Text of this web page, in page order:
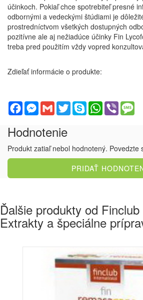
účinkoch. Pokiaľ chce spotrebiteľ presné
odbornými a vedeckými štúdiami je
prostredníctvom všetkých dostupných
pozitívne ale aj nežiadúce účinky Fin
treba pred použitím vždy vopred
Zdieľať informácie o produkte:
FacebookMessenger
GmailTwitterSkypeWhatsApp
Viber
Hodnotenie
Produkt zatiaľ nebol hodnotený. Povedzte
PRIDAŤ
Ďalšie produkty od
Extrakty a špeciálne